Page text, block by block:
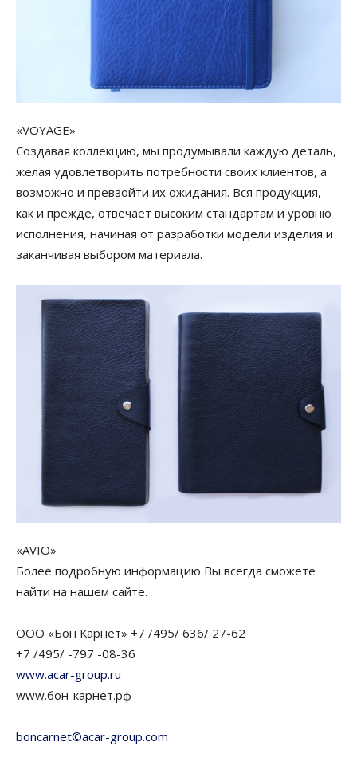
«VOYAGE»
Создавая коллекцию, мы продумывали каждую деталь,
желая удовлетворить потребности своих клиентов, а
возможно и превзойти их ожидания. Вся продукция,
как и прежде, отвечает высоким стандартам и уровню
исполнения, начиная от разработки модели изделия и
заканчивая выбором материала.
«AVIO»
Более подробную информацию Вы всегда сможете
найти на нашем сайте.
ООО «Бон Карнет» +7 /495/ 636/ 27-62
+7 /495/ -797 -08-36
www.acar-group.ru
www.бон-карнет.рф
boncarnet©acar-group.com